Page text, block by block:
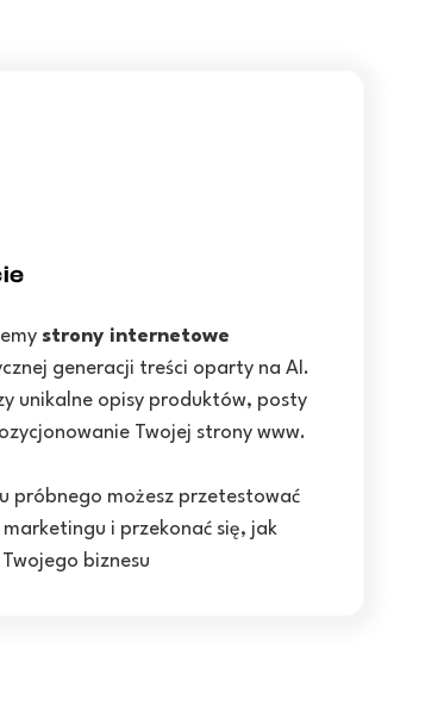
strony internetowe
generacji treści oparty na AI.
unikalne opisy produktów, posty
Twojej strony www.
próbnego możesz przetestować
i przekonać się, jak
biznesu